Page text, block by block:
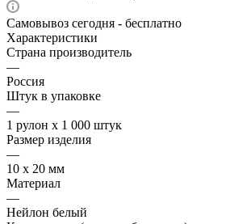
Самовывоз сегодня - бесплатно
Характеристики
Страна производитель
—
Россия
Штук в упаковке
—
1 рулон х 1 000 штук
Размер изделия
—
10 х 20 мм
Материал
—
Нейлон белый